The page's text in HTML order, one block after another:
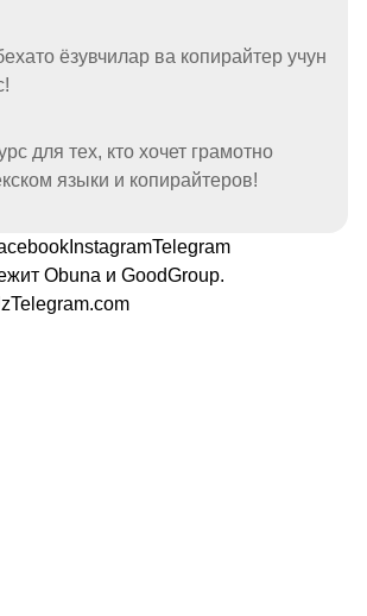
ёзувчилар ва копирайтер учун
для тех, кто хочет грамотно
языки и копирайтеров!
InstagramTelegram
Obuna и GoodGroup.